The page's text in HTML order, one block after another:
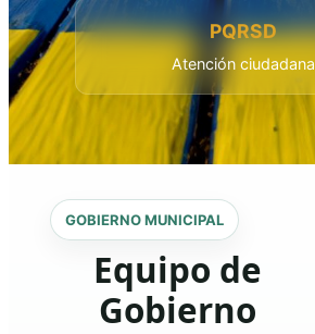
PQRSD
Atención ciudadana
GOBIERNO MUNICIPAL
Equipo de
Gobierno